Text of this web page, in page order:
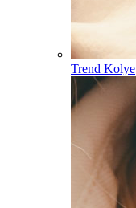
Trend Kolye